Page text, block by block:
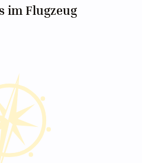
im Flugzeug